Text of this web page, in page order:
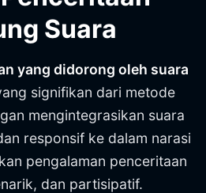
Suara
yang didorong oleh suara
signifikan dari metode
mengintegrasikan suara
responsif ke dalam narasi
pengalaman penceritaan
dan partisipatif.